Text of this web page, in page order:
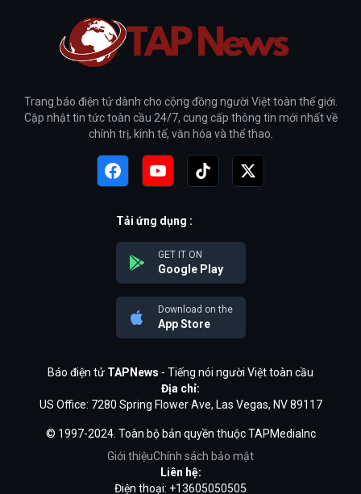
Trang báo điện tử dành cho cộng đồng người Việt toàn thế giới.
Cập nhật tin tức toàn cầu 24/7, cung cấp thông tin mới nhất về
chính trị, kinh tế, văn hóa và thể thao.
Tải ứng dụng :
GET IT ON
Google Play
Download on the
App Store
Báo điện tử TAPNews - Tiếng nói người Việt toàn cầu
Địa chỉ:
US Office: 7280 Spring Flower Ave, Las Vegas, NV 89117
© 1997-2024. Toàn bộ bản quyền thuộc TAPMediaInc
Giới thiệuChính sách bảo mật
Liên hệ:
Điện thoại: +13605050505